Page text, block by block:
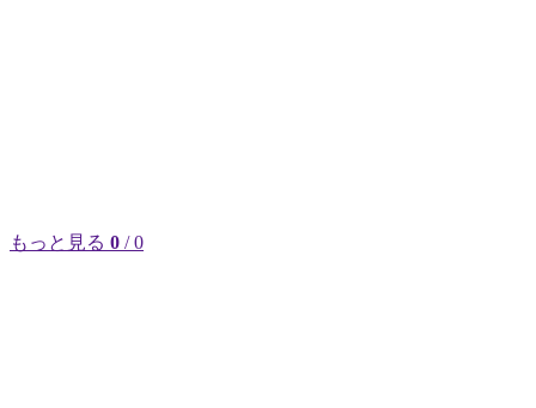
もっと見る 0 / 0